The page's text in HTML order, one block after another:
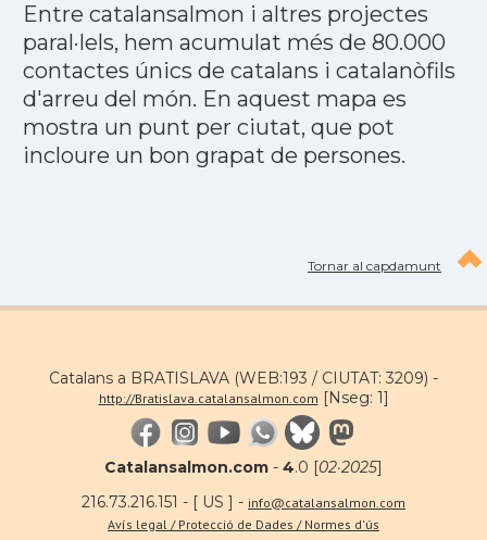
Entre catalansalmon i altres projectes
paral·lels, hem acumulat més de 80.000
contactes únics de catalans i catalanòfils
d'arreu del món. En aquest mapa es
mostra un punt per ciutat, que pot
incloure un bon grapat de persones.
Tornar al capdamunt
Catalans a BRATISLAVA (WEB:193 / CIUTAT: 3209) -
http://Bratislava.catalansalmon.com [Nseg: 1]
Catalansalmon.com - 4.0 [02·2025]
216.73.216.151 - [ US ] - info@catalansalmon.com
Avís legal / Protecció de Dades / Normes d'ús